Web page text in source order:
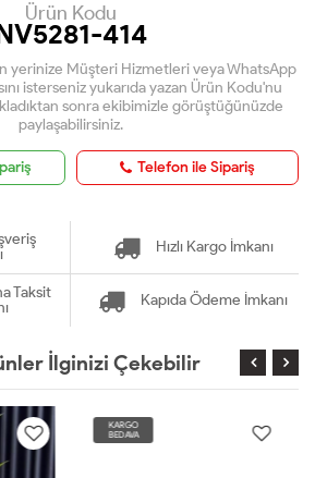
Ürün Kodu
414
yerinize Müşteri Hizmetleri veya WhatsApp
isterseniz yukarıda yazan Ürün Kodu'nu
sonra ekibimizle görüştüğünüzde
paylaşabilirsiniz.
Telefon ile Sipariş
Hızlı Kargo İmkanı
Taksit
Kapıda Ödeme İmkanı
İlginizi Çekebilir
KARGO
BEDAVA